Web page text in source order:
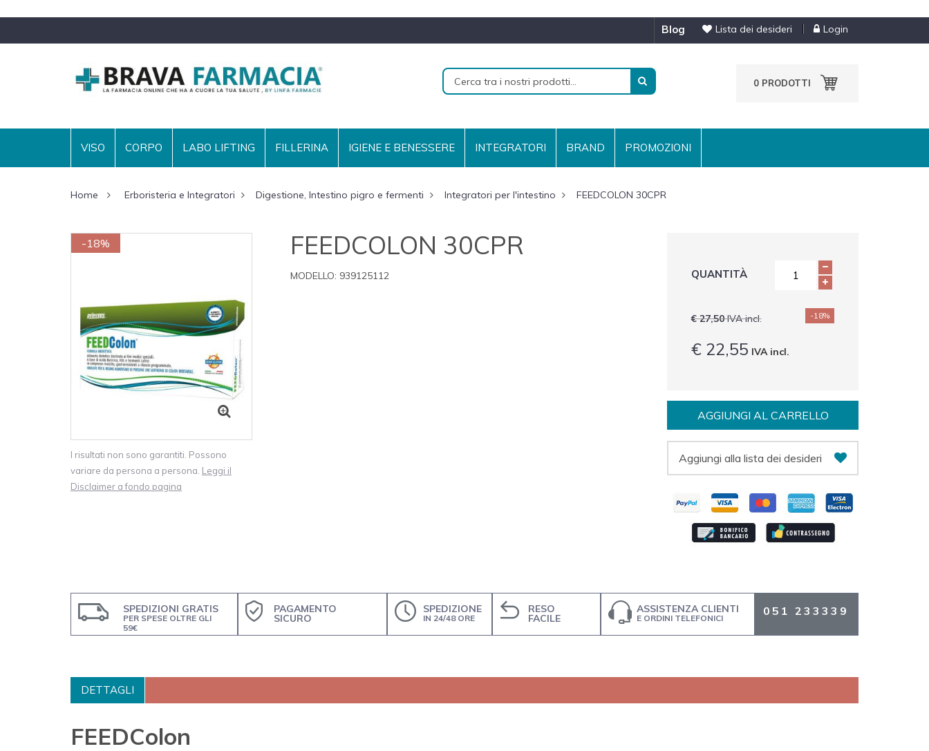
Lista dei desideri Login
blog
0 PRODOTTI
VISO CORPO LABO LIFTING FILLERINA IGIENE E BENESSERE INTEGRATORI BRAND PROMOZIONI
Home Erboristeria e Integratori Digestione, Intestino pigro e fermenti Integratori per l'intestino FEEDCOLON 30CPR
-18%
I risultati non sono garantiti. Possono
variare da persona a persona. Leggi il
Disclaimer a fondo pagina
FEEDCOLON 30CPR
MODELLO: 939125112 QUANTITÀ
€ 27,50IVA incl. -18%
€ 22,55 IVA incl.
AGGIUNGI AL CARRELLO
Aggiungi alla lista dei desideri
SPEDIZIONI GRATIS
PER SPESE OLTRE GLI
59€
PAGAMENTO
SICURO
SPEDIZIONE
IN 24/48 ORE
RESO
FACILE
ASSISTENZA CLIENTI
E ORDINI TELEFONICI
051 233339
DETTAGLI
FEEDColon